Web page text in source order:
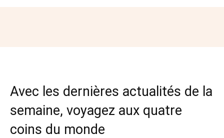
Avec les dernières actualités de la
semaine, voyagez aux quatre
coins du monde